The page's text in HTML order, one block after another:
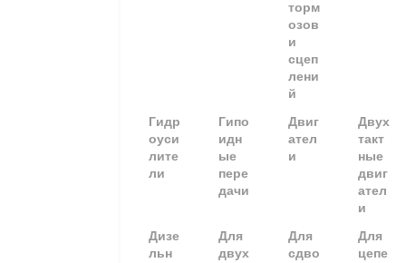
торм
озов
и
сцеп
лени
й
Гидр
оуси
лите
ли
Гипо
идн
ые
пере
дачи
Двиг
ател
и
Двух
такт
ные
двиг
ател
и
Дизе
льн
Для
двух
Для
сдво
Для
цепе